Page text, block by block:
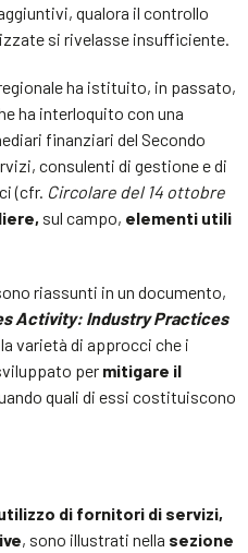
qualora il controllo
si rivelasse insufficiente.
ha istituito, in passato,
ha interloquito con una
finanziari del Secondo
consulenti di gestione e di
(cfr. Circolare del 14 ottobre
sul campo, elementi utili
riassunti in un documento,
Activity: Industry Practices
varietà di approcci che i
per mitigare il
quali di essi costituiscono
di fornitori di servizi,
, sono illustrati nella sezione